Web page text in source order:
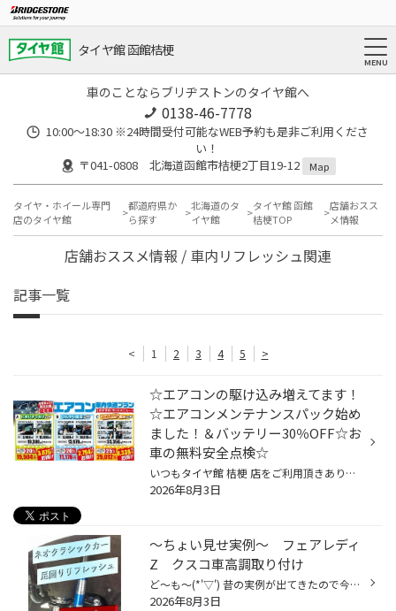
タイヤ館 函館桔梗
車のことならブリヂストンのタイヤ館へ
0138-46-7778
10:00～18:30 ※24時間受付可能なWEB予約も是非ご利用くださ
い！
〒041-0808 北海道函館市桔梗2丁目19-12
Map
タイヤ・ホイール専門
店のタイヤ館
都道府県か
ら探す
北海道のタ
イヤ館
タイヤ館 函館
桔梗TOP
店舗おスス
メ情報
店舗おススメ情報 / 車内リフレッシュ関連
記事一覧
< 1 2 3 4 5 >
☆エアコンの駆け込み増えてます！
☆エアコンメンテナンスパック始め
ました！＆バッテリー30％OFF☆お
車の無料安全点検☆
いつもタイヤ館 桔梗 店をご利用頂きありがとうございます( ⁎ᵕᴗᵕ⁎ ) 今年の気象庁の予報では 全国的に平年より気温が高いと言われています。 函館も30度近くになる日が...！ エアコンガス関係の駆け込みが増えてます！ 皆様、エアコンの効きに満足してますか(⁎•ᴗ•⁎)و？ タイヤ館では夏期間限定 エア...
2026年8月3日
～ちょい見せ実例～ フェアレディ
Z クスコ車高調取り付け
ど～も～(*'▽') 昔の実例が出てきたので今日はちらみせです まだまだ現役なフェアレディZ それでも足はへたってきます・・・ 足回りのリフレッシュはいかがですか？ スポーツ走行のためだけじゃない リフレッシュして愛車との末長い付き合いを ご来店お待ちしております。
2026年8月3日